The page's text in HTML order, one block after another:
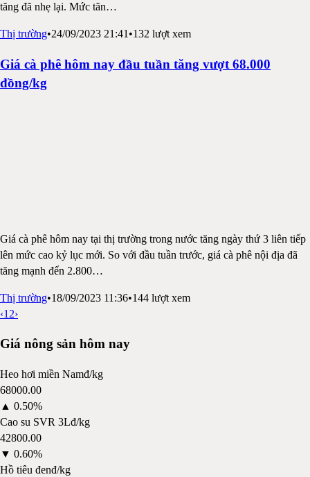
tăng đã nhẹ lại. Mức tăn…
Thị trường•24/09/2023 21:41 •132 lượt xem
Giá cà phê hôm nay đầu tuần tăng vượt 68.000
đồng/kg
Giá cà phê hôm nay tại thị trường trong nước tăng ngày thứ 3 liên tiếp
lên mức cao kỷ lục mới. So với đầu tuần trước, giá cà phê nội địa đã
tăng mạnh đến 2.800…
Thị trường•18/09/2023 11:36•144 lượt xem
‹1 2›
Giá nông sản hôm nay
Heo hơi miền Namđ/kg
68000.00
▲ 0.50%
Cao su SVR 3Lđ/kg
42800.00
▼ 0.60%
Hồ tiêu đenđ/kg